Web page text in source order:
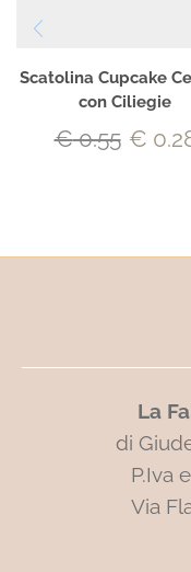
Scatolina Cupcake
con Ciliegie
€0.55 €
La
di
P.Iva
Via